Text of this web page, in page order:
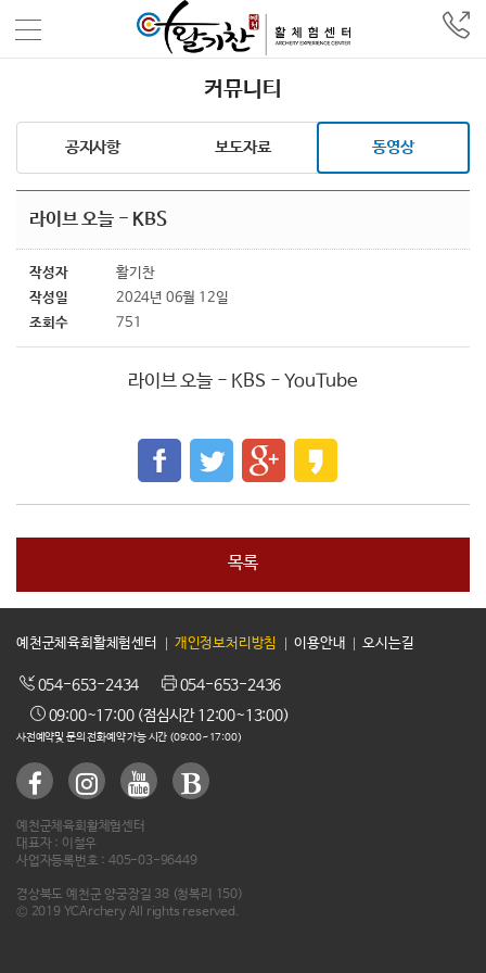
커뮤니티
공지사항 보도자료 동영상
라이브 오늘 - KBS
작성자
활기찬
작성일
2024년 06월 12일
조회수
751
라이브 오늘 - KBS - YouTube
목록
예천군체육회활체험센터 개인정보처리방침 이용안내 오시는길
054-653-2434
054-653-2436
09:00~17:00 (점심시간 12:00~13:00)
사전예약및 문의 전화예약 가능 시간 (09:00~17:00)
예천군체육회활체험센터
대표자 : 이철우
사업자등록번호 : 405-03-96449
경상북도 예천군 양궁장길 38 (청복리 150)
© 2019 YCArchery All rights reserved.